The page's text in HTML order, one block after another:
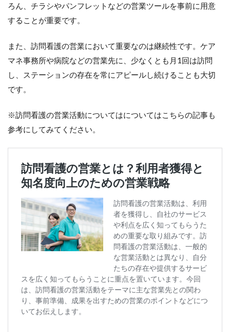
ろん、チラシやパンフレットなどの営業ツールを事前に用意
することが重要です。
また、訪問看護の営業において重要なのは継続性です。ケア
マネ事務所や病院などの営業先に、少なくとも月1回は訪問
し、ステーションの存在を常にアピールし続けることも大切
です。
※訪問看護の営業活動についてはについてはこちらの記事も
参考にしてみてください。